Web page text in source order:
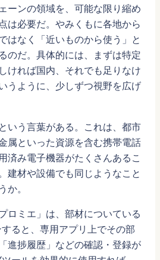
ーンの領域を、可能な限り縮め
は必要だ。やみくもに各地から
はなく「近いものから使う」と
のだ。具体的には、まずは特定
ければ国内、それでも足りなけ
うように、少しずつ視野を広げ
いう言葉がある。これは、都市
属といった資源を含む携帯電話
済み電子機器がたくさんあるこ
建材や設備でも同じようなこと
か。
ロミエ」は、部材についている
ると、専用アプリ上でその部
進捗履歴」などの確認・登録が